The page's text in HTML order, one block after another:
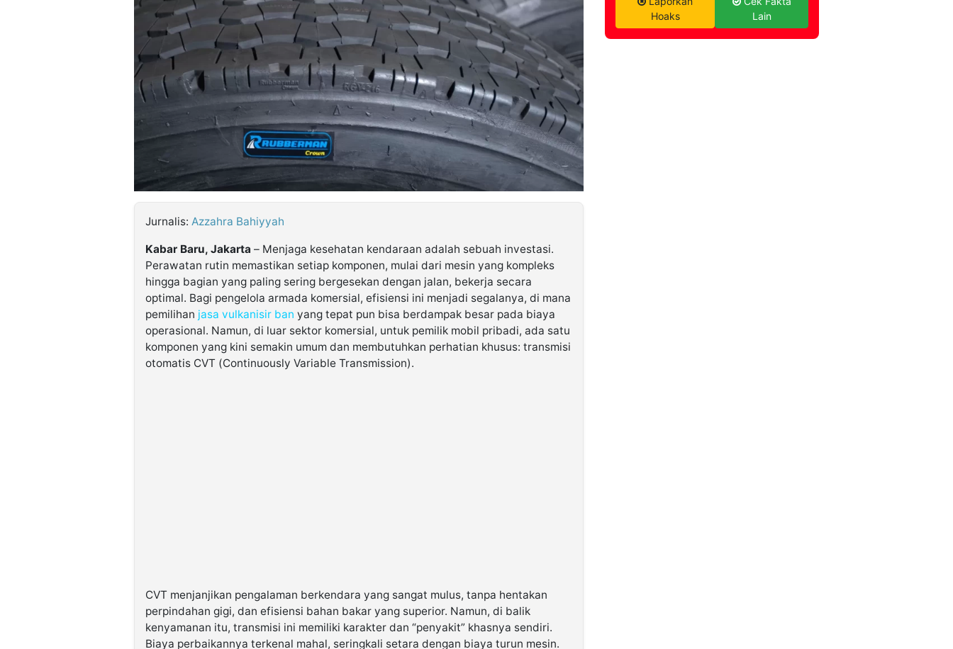
Jurnalis: Azzahra Bahiyyah
Kabar Baru, Jakarta – Menjaga kesehatan kendaraan adalah sebuah investasi.
Perawatan rutin memastikan setiap komponen, mulai dari mesin yang kompleks
hingga bagian yang paling sering bergesekan dengan jalan, bekerja secara
optimal. Bagi pengelola armada komersial, efisiensi ini menjadi segalanya, di mana
pemilihan jasa vulkanisir ban yang tepat pun bisa berdampak besar pada biaya
operasional. Namun, di luar sektor komersial, untuk pemilik mobil pribadi, ada satu
komponen yang kini semakin umum dan membutuhkan perhatian khusus: transmisi
otomatis CVT (Continuously Variable Transmission).
CVT menjanjikan pengalaman berkendara yang sangat mulus, tanpa hentakan
perpindahan gigi, dan efisiensi bahan bakar yang superior. Namun, di balik
kenyamanan itu, transmisi ini memiliki karakter dan “penyakit” khasnya sendiri.
Biaya perbaikannya terkenal mahal, seringkali setara dengan biaya turun mesin.
Hoaks
Lain